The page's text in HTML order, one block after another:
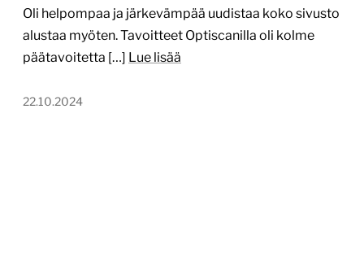
Oli helpompaa ja järkevämpää uudistaa koko sivusto
alustaa myöten. Tavoitteet Optiscanilla oli kolme
päätavoitetta […] Lue lisää
22.10.2024